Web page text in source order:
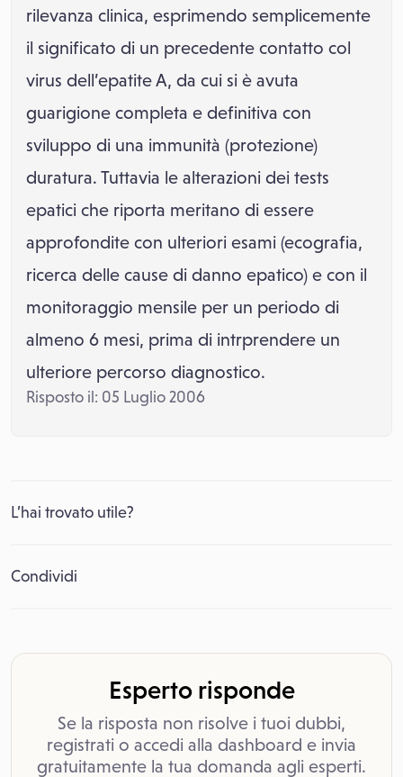
rilevanza clinica, esprimendo semplicemente
il significato di un precedente contatto col
virus dell’epatite A, da cui si è avuta
guarigione completa e definitiva con
sviluppo di una immunità (protezione)
duratura. Tuttavia le alterazioni dei tests
epatici che riporta meritano di essere
approfondite con ulteriori esami (ecografia,
ricerca delle cause di danno epatico) e con il
monitoraggio mensile per un periodo di
almeno 6 mesi, prima di intrprendere un
ulteriore percorso diagnostico.
Risposto il: 05 Luglio 2006
L’hai trovato utile?
Condividi
Esperto risponde
Se la risposta non risolve i tuoi dubbi,
registrati o accedi alla dashboard e invia
gratuitamente la tua domanda agli esperti.